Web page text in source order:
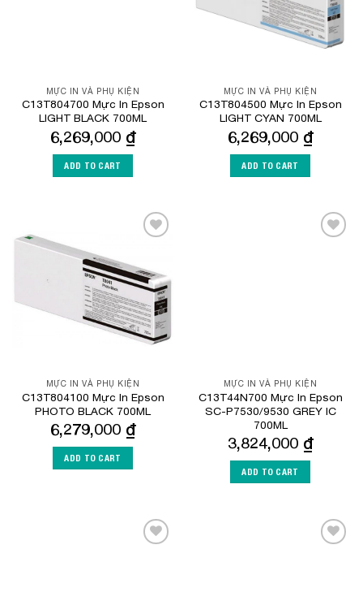
MỰC IN VÀ PHỤ KIỆN
C13T804700 Mực In Epson
LIGHT BLACK 700ML
6,269,000 ₫
ADD TO CART
MỰC IN VÀ PHỤ KIỆN
C13T804500 Mực In Epson
LIGHT CYAN 700ML
6,269,000 ₫
ADD TO CART
MỰC IN VÀ PHỤ KIỆN
C13T804100 Mực In Epson
PHOTO BLACK 700ML
6,279,000 ₫
ADD TO CART
MỰC IN VÀ PHỤ KIỆN
C13T44N700 Mực In Epson
SC-P7530/9530 GREY IC
700ML
3,824,000 ₫
ADD TO CART